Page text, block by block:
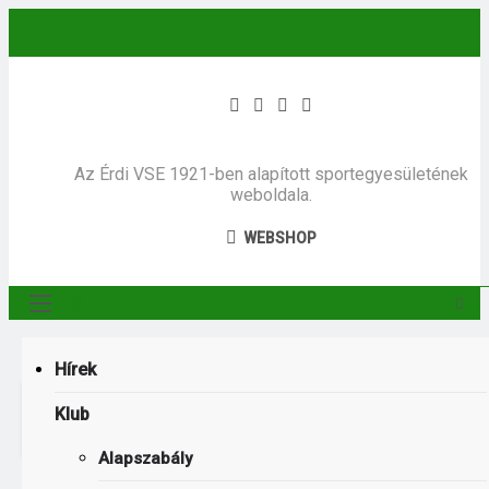
tartalomra
Az Érdi VSE 1921-ben alapított sportegyesületének
weboldala.
WEBSHOP
Hírek
Klub
Alapszabály
Kezdőoldal